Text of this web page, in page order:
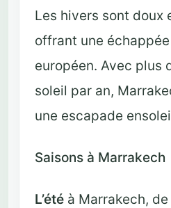
Les hivers sont doux
offrant une
européen. Avec plus
soleil par an,
une escapade
Saisons à Marrakech
L’étéà Marrakech, de